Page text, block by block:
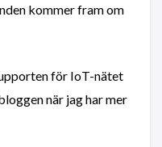
kommer fram om
för IoT-nätet
när jag har mer